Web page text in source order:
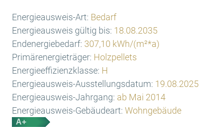
Energieausweis-Art: Bedarf
Energieausweis gültig bis: 18.08.2035
Endenergiebedarf: 307,10 kWh/(m²*a)
Primärenergieträger: Holzpellets
Energieeffizienzklasse: H
Energieausweis-Ausstellungsdatum: 19.08.2025
Energieausweis-Jahrgang: ab Mai 2014
Energieausweis-Gebäudeart: Wohngebäude
A+